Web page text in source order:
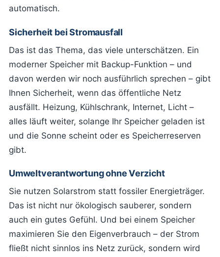
automatisch.
Sicherheit bei Stromausfall
Das ist das Thema, das viele unterschätzen. Ein
moderner Speicher mit Backup-Funktion – und
davon werden wir noch ausführlich sprechen – gibt
Ihnen Sicherheit, wenn das öffentliche Netz
ausfällt. Heizung, Kühlschrank, Internet, Licht –
alles läuft weiter, solange Ihr Speicher geladen ist
und die Sonne scheint oder es Speicherreserven
gibt.
Umweltverantwortung ohne Verzicht
Sie nutzen Solarstrom statt fossiler Energieträger.
Das ist nicht nur ökologisch sauberer, sondern
auch ein gutes Gefühl. Und bei einem Speicher
maximieren Sie den Eigenverbrauch – der Strom
fließt nicht sinnlos ins Netz zurück, sondern wird